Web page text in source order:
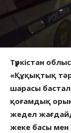
Түркістан
«Құқықтық
шарасы
қоғамдық
жедел
жеке басы мен